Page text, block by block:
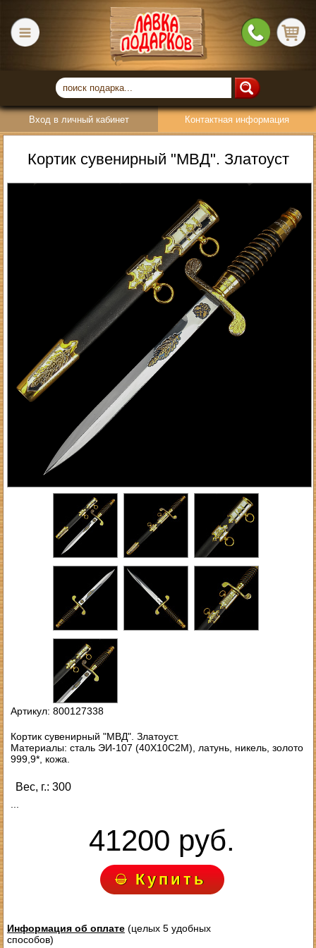
Вход в личный кабинет Контактная информация
Кортик сувенирный "МВД". Златоуст
Артикул: 800127338
Кортик сувенирный "МВД". Златоуст.
Материалы: сталь ЭИ-107 (40Х10С2М), латунь, никель, золото
999,9*, кожа.
Вес, г.: 300
41200 руб.
Купить
Информация об оплате(целых 5 удобных
способов)